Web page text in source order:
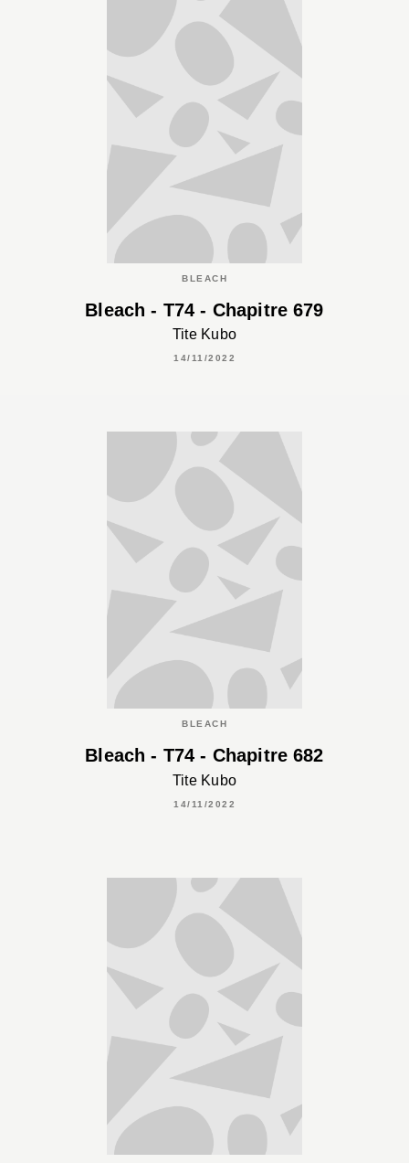
BLEACH
Bleach - T74 - Chapitre 679
Tite Kubo
14/11/2022
BLEACH
Bleach - T74 - Chapitre 682
Tite Kubo
14/11/2022